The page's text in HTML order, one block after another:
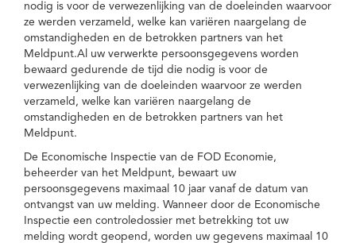
nodig is voor de verwezenlijking van de doeleinden waarvoor
ze werden verzameld, welke kan variëren naargelang de
omstandigheden en de betrokken partners van het
Meldpunt.Al uw verwerkte persoonsgegevens worden
bewaard gedurende de tijd die nodig is voor de
verwezenlijking van de doeleinden waarvoor ze werden
verzameld, welke kan variëren naargelang de
omstandigheden en de betrokken partners van het
Meldpunt.
De Economische Inspectie van de FOD Economie,
beheerder van het Meldpunt, bewaart uw
persoonsgegevens maximaal 10 jaar vanaf de datum van
ontvangst van uw melding. Wanneer door de Economische
Inspectie een controledossier met betrekking tot uw
melding wordt geopend, worden uw gegevens maximaal 10